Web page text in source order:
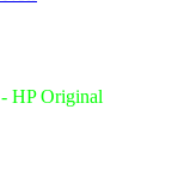
HP Original